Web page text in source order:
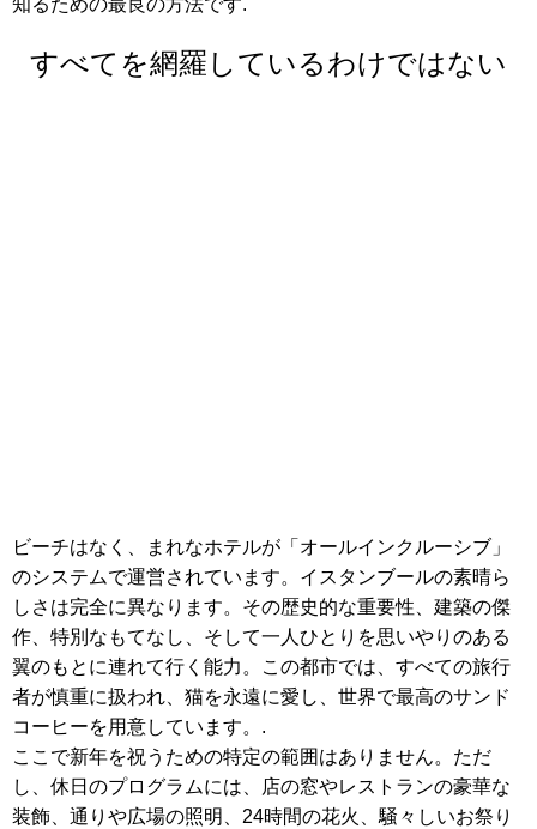
知るための最良の方法です.
すべてを網羅しているわけではない
ビーチはなく、まれなホテルが「オールインクルーシブ」
のシステムで運営されています。イスタンブールの素晴ら
しさは完全に異なります。その歴史的な重要性、建築の傑
作、特別なもてなし、そして一人ひとりを思いやりのある
翼のもとに連れて行く能力。この都市では、すべての旅行
者が慎重に扱われ、猫を永遠に愛し、世界で最高のサンド
コーヒーを用意しています。.
ここで新年を祝うための特定の範囲はありません。ただ
し、休日のプログラムには、店の窓やレストランの豪華な
装飾、通りや広場の照明、24時間の花火、騒々しいお祭り